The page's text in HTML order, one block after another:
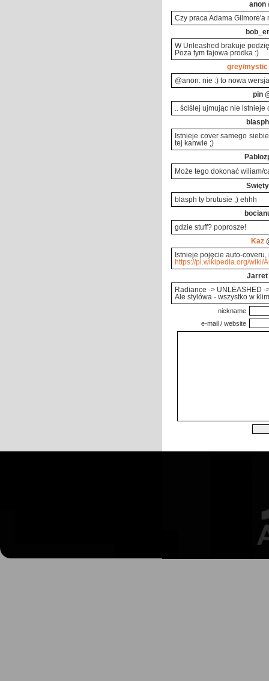
anon
Czy praca Adama Gilmore'a
bob_er
W Unleashed brakuje
Poza tym fajowa prodka :)
grey/mystic
@anon: nie :) to nowa
pin
.. ściślej ujmując nie
blasph
Istnieje cover samego
tej kanwie ;)
Może tego dokonać wiliam/
Święty
blasph ty brutusie ;) ehhh
gdzie stuff? poprosze!
Kaz
Istnieje pojęcie auto-
https://pl.wikipedia.org/wiki/
Jarret
Radiance -> UNLEASHED -
Ale stylówa - wszystko w
nickname
e-mail / website